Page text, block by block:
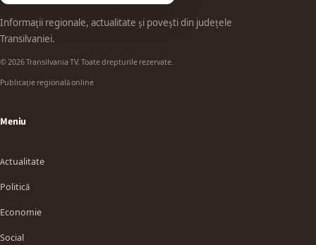
Informații regionale, actualitate și povești din județele
Transilvaniei.
© 2026 Transilvania TV. Toate drepturile rezervate.
Publicație regională online
Meniu
Actualitate
Politică
Economie
Social